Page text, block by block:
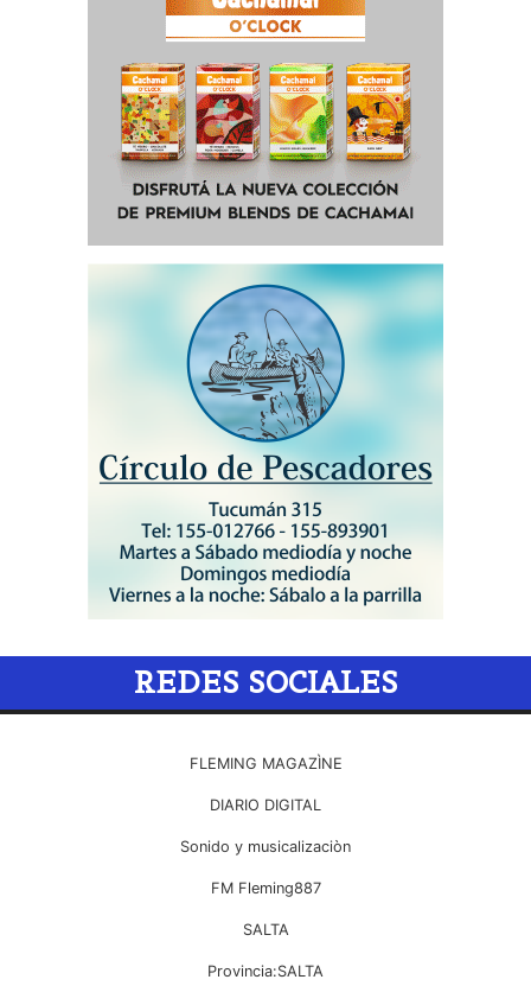
REDES SOCIALES
FLEMING MAGAZÌNE
DIARIO DIGITAL
Sonido y musicalizaciòn
FM Fleming887
SALTA
Provincia:SALTA